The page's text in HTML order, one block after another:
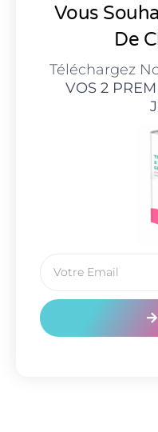
Vous
De
Téléchargez
VOS 2